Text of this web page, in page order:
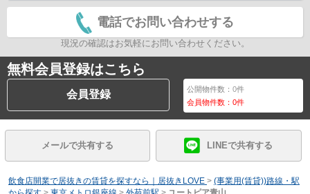
電話でお問い合わせする
現況の確認はお気軽にお問い合わせください。
無料会員登録はこちら
会員登録 公開物件数：0件
会員物件数：0件
メールで共有する LINEで共有する
飲食店開業で居抜きの賃貸を探すなら｜居抜きLOVE > (事業用(賃貸))路線・駅